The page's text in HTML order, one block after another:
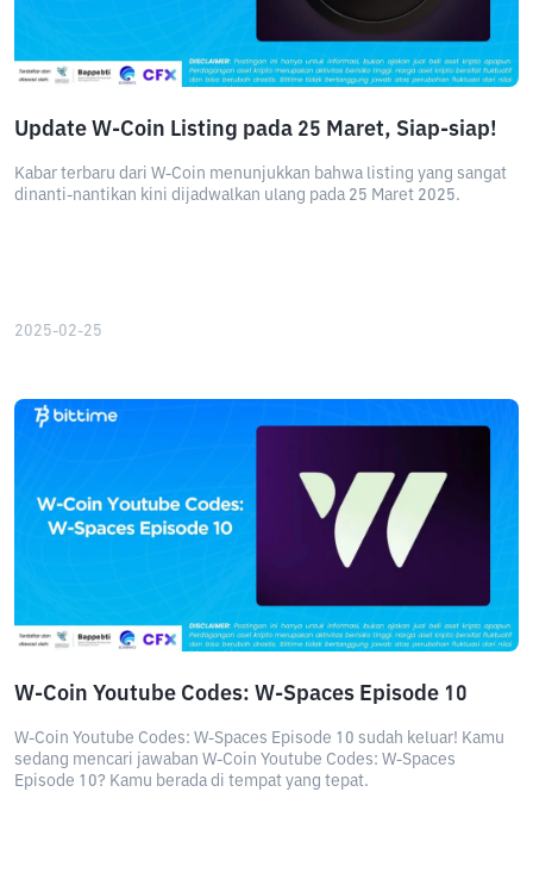
Update W-Coin Listing pada 25 Maret, Siap-siap!
Kabar terbaru dari W-Coin menunjukkan bahwa listing yang sangat
dinanti-nantikan kini dijadwalkan ulang pada 25 Maret 2025.
2025-02-25
W-Coin Youtube Codes: W-Spaces Episode 10
W-Coin Youtube Codes: W-Spaces Episode 10 sudah keluar! Kamu
sedang mencari jawaban W-Coin Youtube Codes: W-Spaces
Episode 10? Kamu berada di tempat yang tepat.